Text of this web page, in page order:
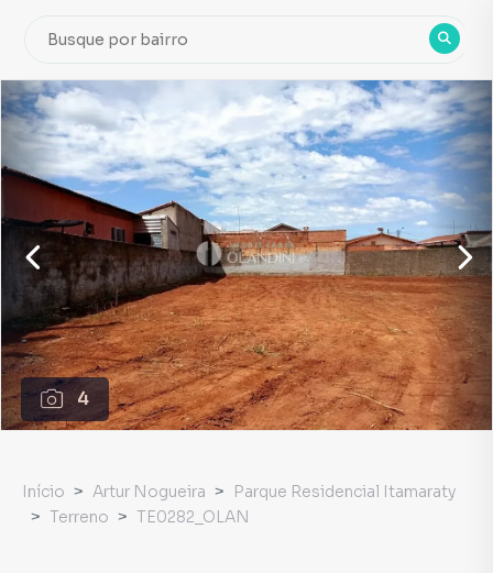
4
Início Artur Nogueira
Parque Residencial Itamaraty
Terreno
TE0282_OLAN